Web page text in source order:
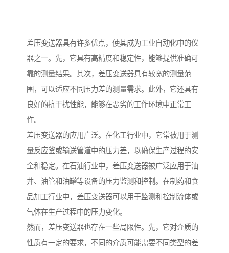
差压变送器具有许多优点，使其成为工业自动化中的仪
器之一。先，它具有高精度和稳定性，能够提供准确可
靠的测量结果。其次，差压变送器具有较宽的测量范
围，可以适应不同压力差的测量需求。此外，它还具有
良好的抗干扰性能，能够在恶劣的工作环境中正常工
作。
差压变送器的应用广泛。在化工行业中，它常被用于测
量反应釜或输送管道中的压力差，以确保生产过程的安
全和稳定。在石油行业中，差压变送器被广泛应用于油
井、油管和油罐等设备的压力监测和控制。在制药和食
品加工行业中，差压变送器可以用于监测和控制流体或
气体在生产过程中的压力变化。
然而，差压变送器也存在一些局限性。先，它对介质的
性质有一定的要求，不同的介质可能需要不同类型的差